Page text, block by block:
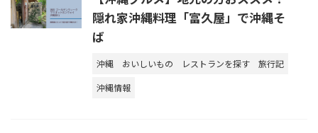
隠れ家沖縄料理「富久屋」で沖縄そ
ば
沖縄 おいしいもの レストランを探す
旅行記
沖縄情報